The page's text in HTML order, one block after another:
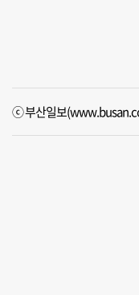
ⓒ 부산일보